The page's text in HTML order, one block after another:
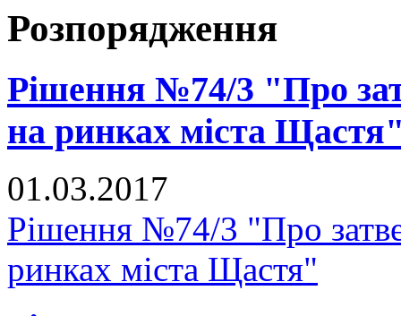
Розпорядження
Рішення №74/3 "Про
на ринках міста
01.03.2017
Рішення №74/3 "Про
ринках міста Щастя"